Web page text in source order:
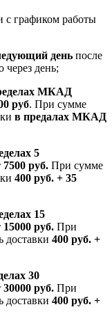
с графиком работы
день после
через день;
МКАД
руб. При сумме
в предалах МКАД
5
7500 руб. При сумме
400 руб. + 35
15
15000 руб. При
доставки 400 руб. +
30
30000 руб. При
доставки 400 руб. +